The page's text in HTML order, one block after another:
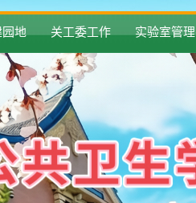
地 关工委工作 实验室管理